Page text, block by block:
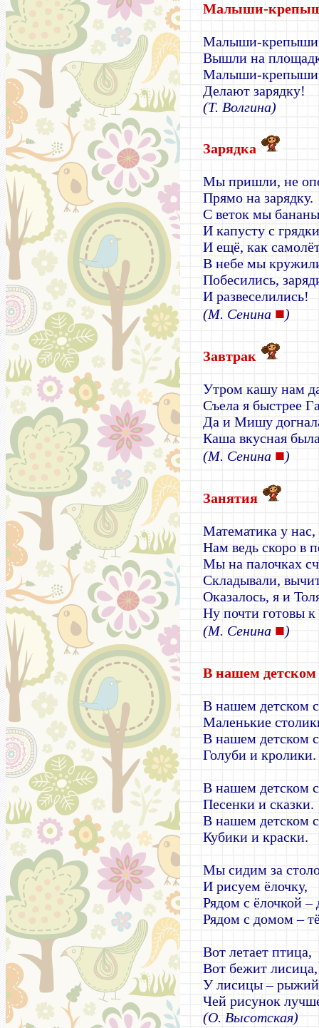
Малыши-
Малыши-крепыши
Вышли на
Малыши-крепыши
Делают зарядку!
(Т. Волгина)
Зарядка
Мы пришли, не
Прямо на зарядку.
С веток мы
И капусту с
И ещё, как
В небе мы
Побесились,
И развеселились!
(М. Сенина ■)
Завтрак
Утром кашу нам
Съела я быстрее
Да и Мишу
Каша вкусная
(М. Сенина ■)
Занятия
Математика у нас,
Нам ведь скоро в
Мы на палочках
Складывали,
Оказалось, я и
Ну почти готовы
(М. Сенина ■)
В нашем детском
В нашем детском
Маленькие
В нашем детском
Голуби и кролики.
В нашем детском
Песенки и сказки.
В нашем детском
Кубики и краски.
Мы сидим за
И рисуем ёлочку,
Рядом с ёлочкой –
Рядом с домом –
Вот летает птица,
Вот бежит лисица,
У лисицы –
Чей рисунок
(О. Высотская)